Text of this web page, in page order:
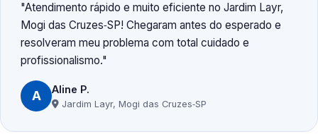
Atendimento rápido e muito eficiente no Jardim Layr,
Mogi das Cruzes‑SP! Chegaram antes do esperado e
resolveram meu problema com total cuidado e
profissionalismo.
A Aline P.
Jardim Layr, Mogi das Cruzes‑SP